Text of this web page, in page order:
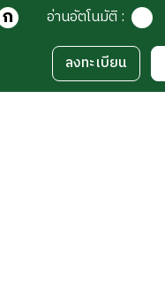
ก อ่านอัตโนมัติ:
ลงทะเบียน